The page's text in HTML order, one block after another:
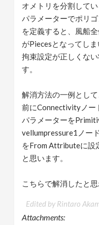
オメトリを分割して
パラメーターでポリ
を定義すると、風船
がPiecesとなってし
拘束設定が正しくな
す。
解消方法の一例とし
前にConnectivityノー
パラメーターを
vellumpressure1ノー
をFrom Attributeに設
と思います。
こちらで解消したと
Edited by Rintaro
Attachments: